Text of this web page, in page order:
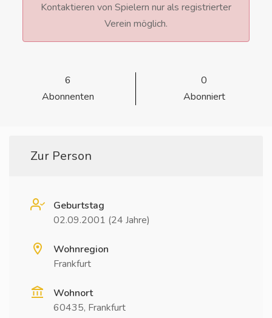
Kontaktieren von Spielern nur als registrierter
Verein möglich.
6
Abonnenten
0
Abonniert
Zur Person
Geburtstag
02.09.2001 (24 Jahre)
Wohnregion
Frankfurt
Wohnort
60435, Frankfurt